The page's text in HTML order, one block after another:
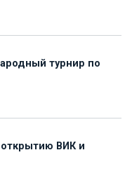
турнир по
ВИК и